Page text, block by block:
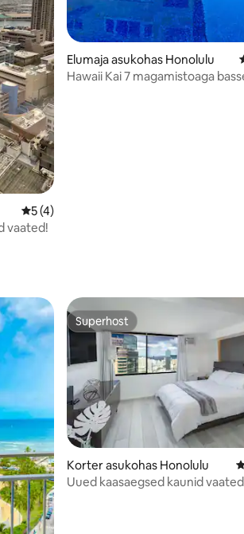
Keskmine hinnang 5/5, 4 hinnangut
5 (4)
vaated!
Elumaja asukohas Honolulu
Hawaii Kai 7 magamistoaga
Superhost
Superhost
Korter asukohas Honolulu
Uued kaasaegsed kaunid vaated